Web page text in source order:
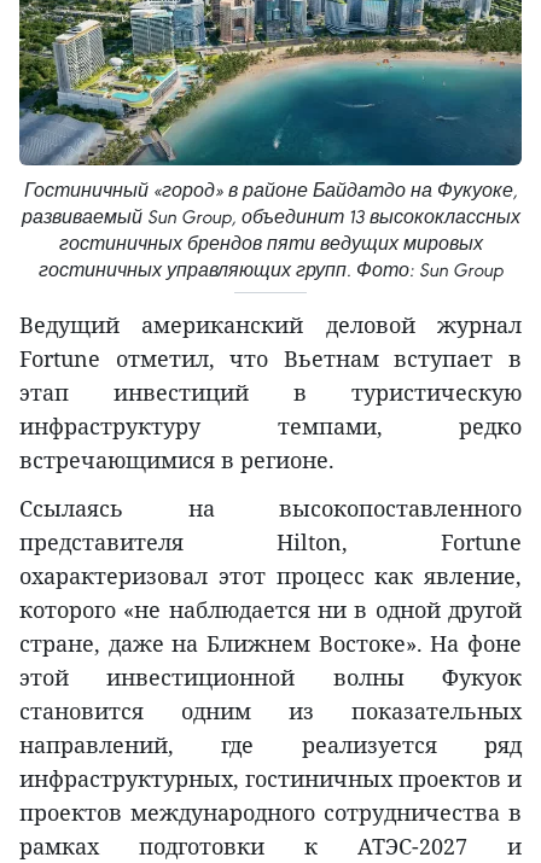
Гостиничный «город» в районе Байдатдо на Фукуоке,
развиваемый Sun Group, объединит 13 высококлассных
гостиничных брендов пяти ведущих мировых
гостиничных управляющих групп. Фото: Sun Group
Ведущий американский деловой журнал
Fortune отметил, что Вьетнам вступает в
этап инвестиций в туристическую
инфраструктуру темпами, редко
встречающимися в регионе.
Ссылаясь на высокопоставленного
представителя Hilton, Fortune
охарактеризовал этот процесс как явление,
которого «не наблюдается ни в одной другой
стране, даже на Ближнем Востоке». На фоне
этой инвестиционной волны Фукуок
становится одним из показательных
направлений, где реализуется ряд
инфраструктурных, гостиничных проектов и
проектов международного сотрудничества в
рамках подготовки к АТЭС-2027 и